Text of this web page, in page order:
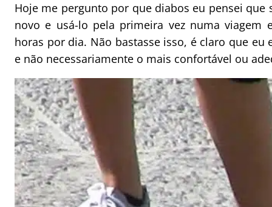
Hoje me pergunto por que diabos eu pensei
novo e usá-lo pela primeira vez numa
horas por dia. Não bastasse isso, é claro que
e não necessariamente o mais confortável ou